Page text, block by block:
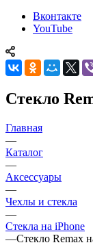
Вконтакте
YouTube
Стекло
Главная
—
Каталог
—
Аксессуары
—
Чехлы и стекла
—
Стекла на iPhone
—Стекло Remax